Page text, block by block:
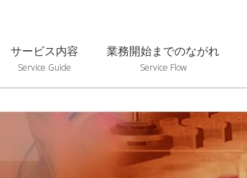
サービス内容
Service Guide
業務開始までのながれ
Service Flow